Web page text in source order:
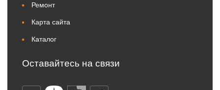
Ремонт
Карта сайта
Каталог
Оставайтесь на связи